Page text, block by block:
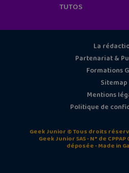
TUTOS
La
Partenariat &
Formations
Sitemap
Mentions
Politique de
Geek Junior © Tous droits
Geek Junior SAS - N° de
déposée - Made in